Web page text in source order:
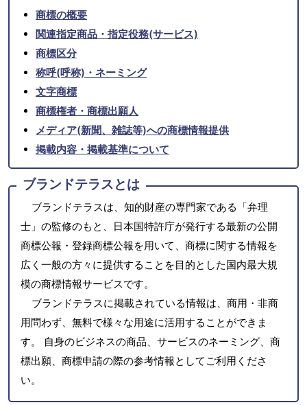
商標の概要
関連指定商品・指定役務(サービス)
商標区分
称呼(呼称)・ネーミング
文字商標
商標権者・商標出願人
メディア(新聞、雑誌等)への商標情報提供
掲載内容・掲載基準について
ブランドテラスとは
ブランドテラスは、知的財産の専門家である「弁理
士」の監修のもと、日本国特許庁が発行する最新の公開
商標公報・登録商標公報を用いて、商標に関する情報を
広く一般の方々に提供することを目的とした国内最大規
模の商標情報サービスです。
ブランドテラスに掲載されている情報は、商用・非商
用問わず、無料で様々な用途に活用することができま
す。 自身のビジネスの商品、サービスのネーミング、商
標出願、商標申請の際の参考情報としてご利用くださ
い。